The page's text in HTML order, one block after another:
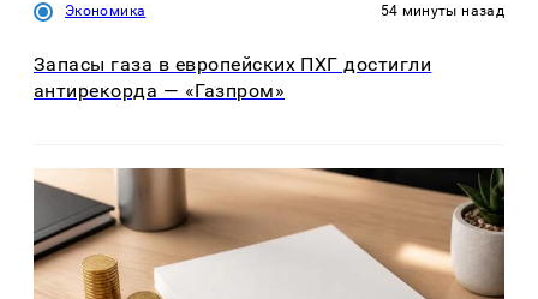
Экономика 54 минуты назад
Запасы газа в европейских ПХГ достигли
антирекорда — «Газпром»